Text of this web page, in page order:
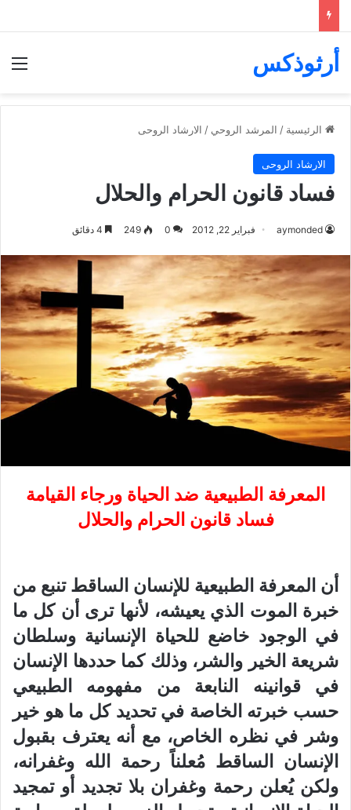
أرثوذكس
الرئيسية / المرشد الروحي / الارشاد الروحى
الارشاد الروحى
فساد قانون الحرام والحلال
aymonded فبراير 22, 2012 0
249
المعرفة الطبيعية ضد الحياة ورجاء القيامة
فساد قانون الحرام والحلال
أن المعرفة الطبيعية للإنسان الساقط تنبع من
خبرة الموت الذي يعيشه، لأنها ترى أن كل ما
في الوجود خاضع للحياة الإنسانية وسلطان
شريعة الخير والشر، وذلك كما حددها الإنسان
في قوانينه النابعة من مفهومه الطبيعي
حسب خبرته الخاصة في تحديد كل ما هو خير
وشر في نظره الخاص، مع أنه يعترف بقبول
الإنسان الساقط مُعلناً رحمة الله وغفرانه،
ولكن يُعلن رحمة وغفران بلا تجديد أو تمجيد